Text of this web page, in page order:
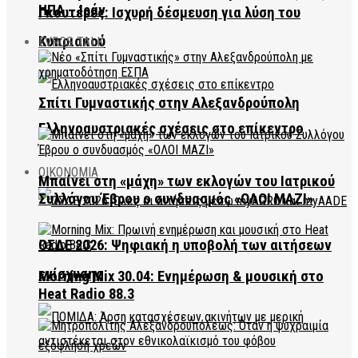
Γκουτέρες: Ισχυρή δέσμευση για λύση του
Κυπριακού
Ελληνοαυστριακές σχέσεις στο επίκεντρο
ΟΙΚΟΝΟΜΙΑ
ΟΣΔΕ 2026: Ψηφιακή η υποβολή των αιτήσεων
ενίσχυσης
ΗΠΑ – Ιράν
EVROS TALK
Σπίτι Γυμναστικής στην Αλεξανδρούπολη
Μπαίνει στη «μάχη» των εκλογών του Ιατρικού
Συλλόγου Έβρου ο συνδυασμός «ΟΛΟΙ ΜΑΖΙ»
Morning Mix 30.04: Ενημέρωση & μουσική στο
Heat Radio 88.3